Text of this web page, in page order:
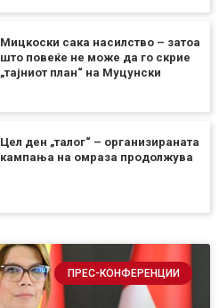
Мицкоски сака насилство – затоа
што повеќе не може да го скрие
„тајниот план“ на Муцунски
Цел ден „талог“ – организираната
кампања на омраза продолжува
ПРЕС-КОНФЕРЕНЦИИ